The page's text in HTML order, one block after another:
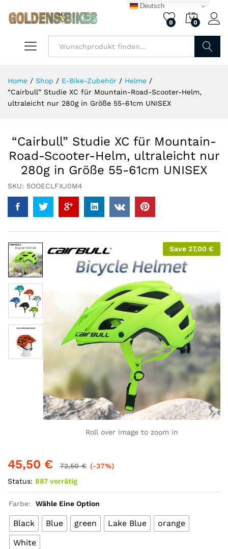
0 0
Home / Shop / E-Bike-Zubehör / Helme /
“Cairbull” Studie XC für Mountain-Road-Scooter-Helm,
ultraleicht nur 280g in Größe 55-61cm UNISEX
“Cairbull” Studie XC für Mountain-
Road-Scooter-Helm, ultraleicht nur
280g in Größe 55-61cm UNISEX
SKU: 5OOECLFXJ0M4
Save 27,00 €
Roll over image to zoom in
45,50 € 72,50€ (-37%)
Status: 887 vorrätig
Farbe: Wähle Eine Option
Black Blue green Lake Blue
orange
White
Deutsch